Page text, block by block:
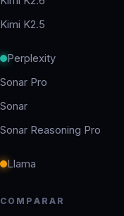
Kimi K2.5
Perplexity
Sonar Pro
Sonar
Sonar Reasoning Pro
Llama
COMPARAR